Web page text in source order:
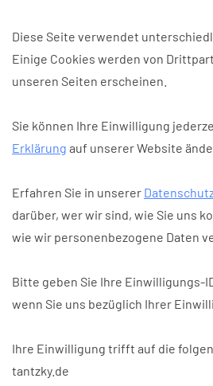
Diese Seite verwendet
Einige Cookies werden von
unseren Seiten erscheinen.
Sie können Ihre Einwilligung
Erklärung auf unserer Website
Erfahren Sie in unserer
darüber, wer wir sind, wie Sie uns
wie wir personenbezogene Daten
Bitte geben Sie Ihre Einwilligungs-
wenn Sie uns bezüglich Ihrer
Ihre Einwilligung trifft auf die
tantzky.de